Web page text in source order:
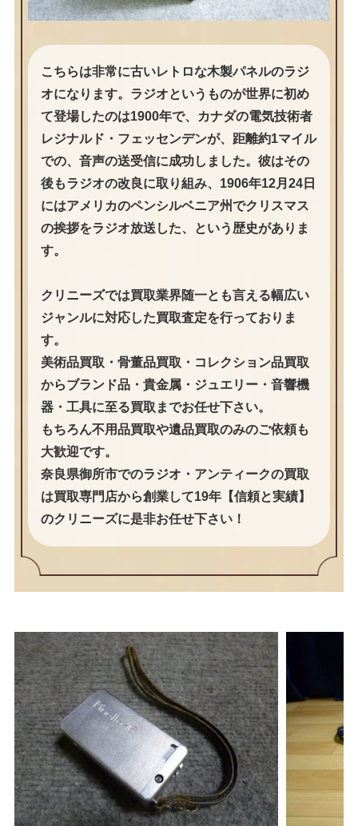
こちらは非常に古いレトロな木製パネルのラジ
オになります。ラジオというものが世界に初め
て登場したのは1900年で、カナダの電気技術者
レジナルド・フェッセンデンが、距離約1マイル
での、音声の送受信に成功しました。彼はその
後もラジオの改良に取り組み、1906年12月24日
にはアメリカのペンシルベニア州でクリスマス
の挨拶をラジオ放送した、という歴史がありま
す。
クリニーズでは買取業界随一とも言える幅広い
ジャンルに対応した買取査定を行っておりま
す。
美術品買取・骨董品買取・コレクション品買取
からブランド品・貴金属・ジュエリー・音響機
器・工具に至る買取までお任せ下さい。
もちろん不用品買取や遺品買取のみのご依頼も
大歓迎です。
奈良県御所市でのラジオ・アンティークの買取
は買取専門店から創業して19年【信頼と実績】
のクリニーズに是非お任せ下さい！